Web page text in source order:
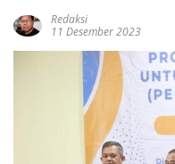
Redaksi
11 Desember 2023